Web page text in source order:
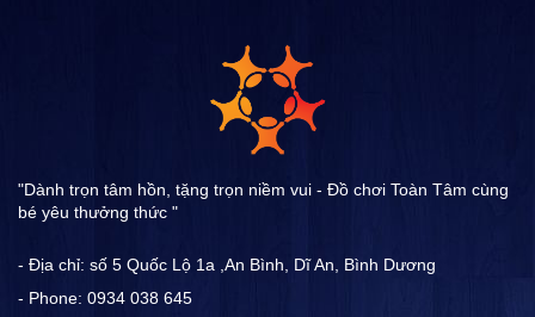
"Dành trọn tâm hồn, tặng trọn niềm vui - Đồ chơi Toàn Tâm cùng
bé yêu thưởng thức "
- Địa chỉ: số 5 Quốc Lộ 1a ,An Bình, Dĩ An, Bình Dương
- Phone: 0934 038 645